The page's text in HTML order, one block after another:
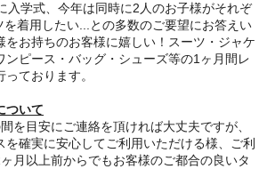
入学式、今年は同時に2人のお子様がそれぞ
着用したい...との多数のご要望にお答えい
をお持ちのお客様に嬉しい！スーツ・ジャケ
ンピース・バッグ・シューズ等の1ヶ月間レ
ております。
ついて
を目安にご連絡を頂ければ大丈夫ですが、
を確実に安心してご利用いただける様、ご利
月以上前からでもお客様のご都合の良いタ